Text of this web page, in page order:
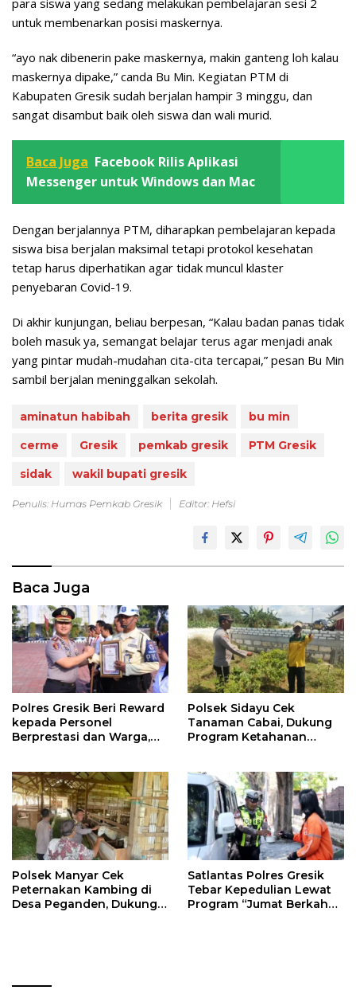
para siswa yang sedang melakukan pembelajaran sesi 2
untuk membenarkan posisi maskernya.
“ayo nak dibenerin pake maskernya, makin ganteng loh kalau
maskernya dipake,” canda Bu Min. Kegiatan PTM di
Kabupaten Gresik sudah berjalan hampir 3 minggu, dan
sangat disambut baik oleh siswa dan wali murid.
Baca Juga Facebook Rilis Aplikasi
Messenger untuk Windows dan Mac
Dengan berjalannya PTM, diharapkan pembelajaran kepada
siswa bisa berjalan maksimal tetapi protokol kesehatan
tetap harus diperhatikan agar tidak muncul klaster
penyebaran Covid-19.
Di akhir kunjungan, beliau berpesan, “Kalau badan panas tidak
boleh masuk ya, semangat belajar terus agar menjadi anak
yang pintar mudah-mudahan cita-cita tercapai,” pesan Bu Min
sambil berjalan meninggalkan sekolah.
aminatun habibah berita gresik
bu min
cerme
Gresik pemkab gresik
PTM Gresik
sidak
wakil bupati gresik
Penulis: Humas Pemkab Gresik Editor: Hefsi
Baca Juga
Polres Gresik Beri Reward
kepada Personel
Berprestasi dan Warga,
Polsek Sidayu Cek
Tanaman Cabai, Dukung
Program Ketahanan
Polsek Manyar Cek
Peternakan Kambing di
Desa Peganden, Dukung
Satlantas Polres Gresik
Tebar Kepedulian Lewat
Program “Jumat Berkah